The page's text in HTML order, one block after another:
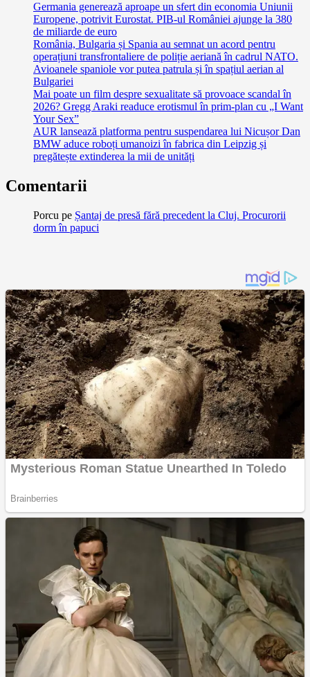
Germania generează aproape un sfert din economia Uniunii
Europene, potrivit Eurostat. PIB-ul României ajunge la 380
de miliarde de euro
România, Bulgaria și Spania au semnat un acord pentru
operațiuni transfrontaliere de poliție aeriană în cadrul NATO.
Avioanele spaniole vor putea patrula și în spațiul aerian al
Bulgariei
Mai poate un film despre sexualitate să provoace scandal în
2026? Gregg Araki readuce erotismul în prim-plan cu „I Want
Your Sex”
AUR lansează platforma pentru suspendarea lui Nicușor Dan
BMW aduce roboți umanoizi în fabrica din Leipzig și
pregătește extinderea la mii de unități
Comentarii
Porcu pe Șantaj de presă fără precedent la Cluj. Procurorii
dorm în papuci